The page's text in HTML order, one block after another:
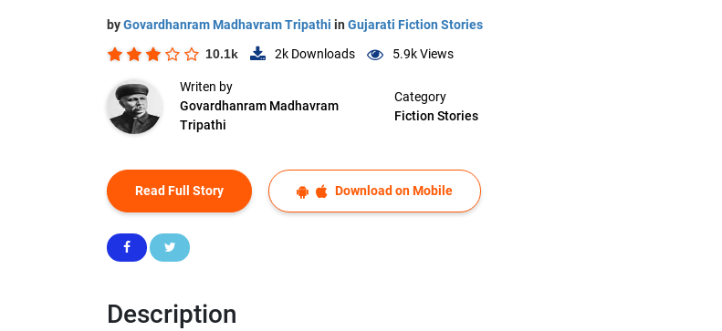
byGovardhanram Madhavram Tripathi in Gujarati Fiction Stories
10.1k 2k Downloads 5.9kViews
Writen by
Govardhanram Madhavram
Tripathi
Category
Fiction Stories
Read Full Story Download on Mobile
Description